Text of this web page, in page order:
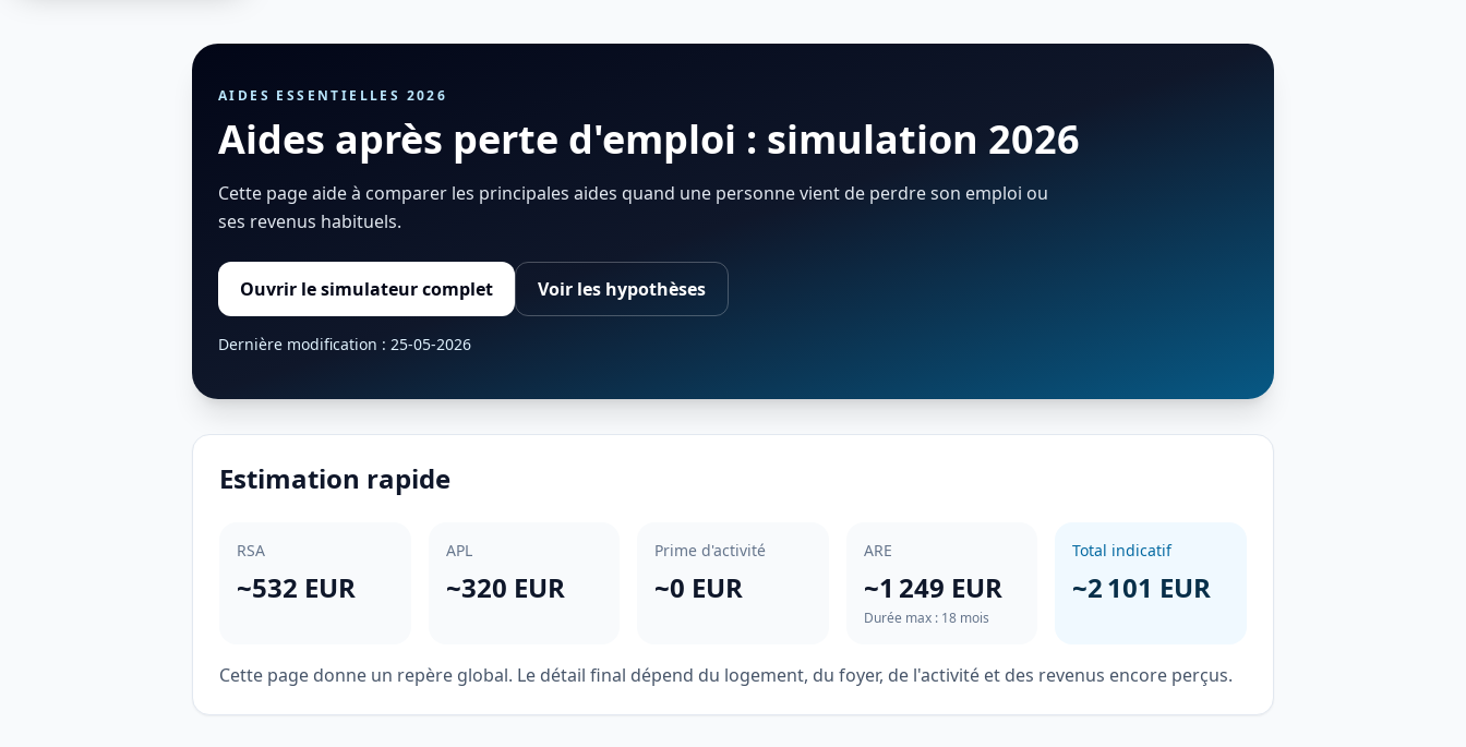
AIDES ESSENTIELLES 2026
Aides après perte d'emploi : simulation 2026
Cette page aide à comparer les principales aides quand une personne vient de perdre son emploi ou
ses revenus habituels.
Ouvrir le simulateur complet Voir les hypothèses
Dernière modification : 25-05-2026
Estimation rapide
RSA
~532 EUR
APL
~320 EUR
Prime d'activité
~0 EUR
ARE
~1 249 EUR
Durée max : 18 mois
Total indicatif
~2 101 EUR
Cette page donne un repère global. Le détail final dépend du logement, du foyer, de l'activité et des revenus encore perçus.